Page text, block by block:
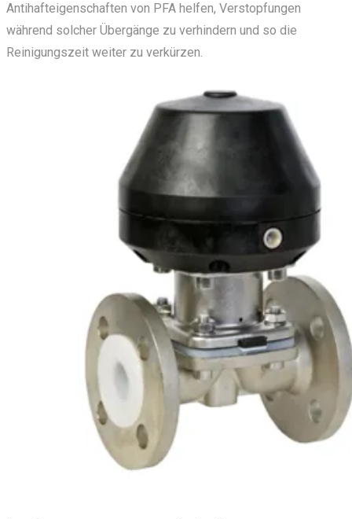
Antihafteigenschaften von PFA helfen, Verstopfungen
während solcher Übergänge zu verhindern und so die
Reinigungszeit weiter zu verkürzen.